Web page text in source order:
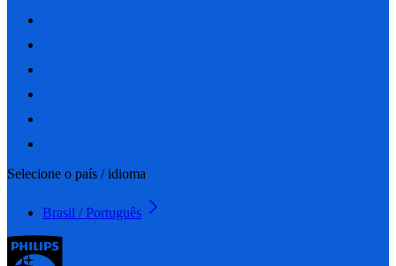
Selecione o país / idioma
Brasil / Português